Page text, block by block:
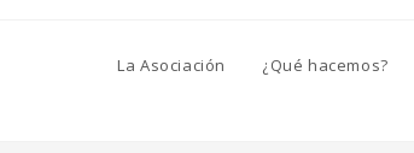
La Asociación ¿Qué hacemos?